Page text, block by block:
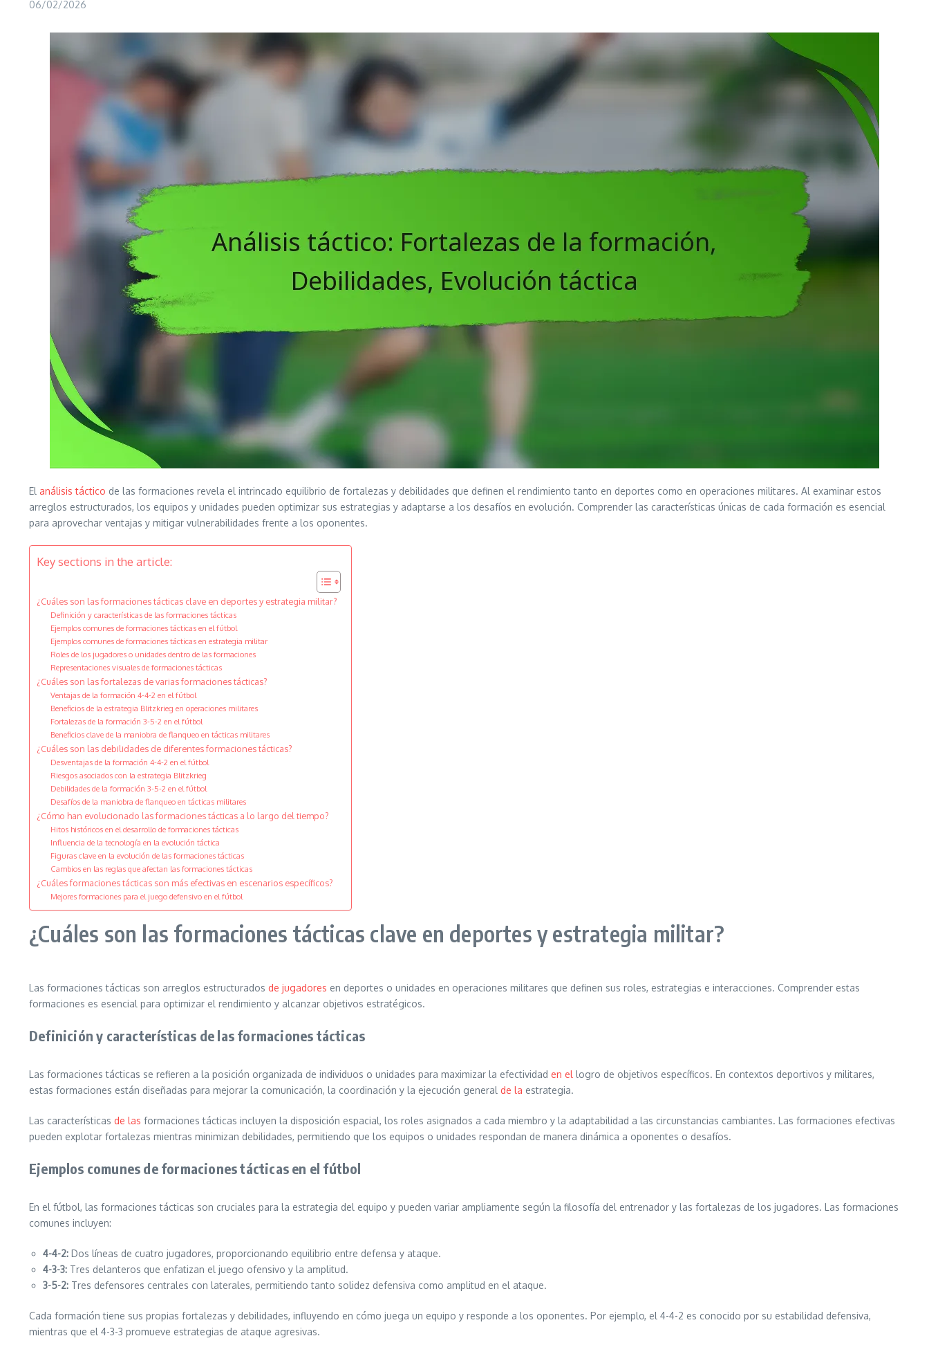
06/02/2026
El análisis táctico de las formaciones revela el intrincado equilibrio de fortalezas y debilidades que definen el rendimiento tanto en deportes como en operaciones militares. Al examinar estos
arreglos estructurados, los equipos y unidades pueden optimizar sus estrategias y adaptarse a los desafíos en evolución. Comprender las características únicas de cada formación es esencial
para aprovechar ventajas y mitigar vulnerabilidades frente a los oponentes.
Key sections in the article:
¿Cuáles son las formaciones tácticas clave en deportes y estrategia militar?
Definición y características de las formaciones tácticas
Ejemplos comunes de formaciones tácticas en el fútbol
Ejemplos comunes de formaciones tácticas en estrategia militar
Roles de los jugadores o unidades dentro de las formaciones
Representaciones visuales de formaciones tácticas
¿Cuáles son las fortalezas de varias formaciones tácticas?
Ventajas de la formación 4-4-2 en el fútbol
Beneficios de la estrategia Blitzkrieg en operaciones militares
Fortalezas de la formación 3-5-2 en el fútbol
Beneficios clave de la maniobra de flanqueo en tácticas militares
¿Cuáles son las debilidades de diferentes formaciones tácticas?
Desventajas de la formación 4-4-2 en el fútbol
Riesgos asociados con la estrategia Blitzkrieg
Debilidades de la formación 3-5-2 en el fútbol
Desafíos de la maniobra de flanqueo en tácticas militares
¿Cómo han evolucionado las formaciones tácticas a lo largo del tiempo?
Hitos históricos en el desarrollo de formaciones tácticas
Influencia de la tecnología en la evolución táctica
Figuras clave en la evolución de las formaciones tácticas
Cambios en las reglas que afectan las formaciones tácticas
¿Cuáles formaciones tácticas son más efectivas en escenarios específicos?
Mejores formaciones para el juego defensivo en el fútbol
¿Cuáles son las formaciones tácticas clave en deportes y estrategia militar?
Las formaciones tácticas son arreglos estructurados de jugadores en deportes o unidades en operaciones militares que definen sus roles, estrategias e interacciones. Comprender estas
formaciones es esencial para optimizar el rendimiento y alcanzar objetivos estratégicos.
Definición y características de las formaciones tácticas
Las formaciones tácticas se refieren a la posición organizada de individuos o unidades para maximizar la efectividad en el logro de objetivos específicos. En contextos deportivos y militares,
estas formaciones están diseñadas para mejorar la comunicación, la coordinación y la ejecución general de la estrategia.
Las características de las formaciones tácticas incluyen la disposición espacial, los roles asignados a cada miembro y la adaptabilidad a las circunstancias cambiantes. Las formaciones efectivas
pueden explotar fortalezas mientras minimizan debilidades, permitiendo que los equipos o unidades respondan de manera dinámica a oponentes o desafíos.
Ejemplos comunes de formaciones tácticas en el fútbol
En el fútbol, las formaciones tácticas son cruciales para la estrategia del equipo y pueden variar ampliamente según la filosofía del entrenador y las fortalezas de los jugadores. Las formaciones
comunes incluyen:
4-4-2: Dos líneas de cuatro jugadores, proporcionando equilibrio entre defensa y ataque.
4-3-3: Tres delanteros que enfatizan el juego ofensivo y la amplitud.
3-5-2: Tres defensores centrales con laterales, permitiendo tanto solidez defensiva como amplitud en el ataque.
Cada formación tiene sus propias fortalezas y debilidades, influyendo en cómo juega un equipo y responde a los oponentes. Por ejemplo, el 4-4-2 es conocido por su estabilidad defensiva,
mientras que el 4-3-3 promueve estrategias de ataque agresivas.